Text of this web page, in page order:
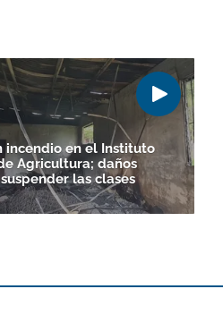
incendio en el Instituto
Agricultura; daños
las clases